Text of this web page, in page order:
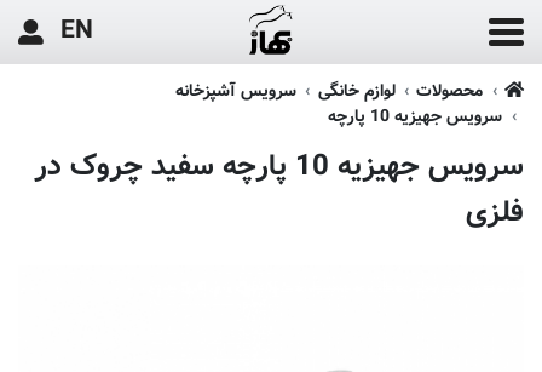
EN
محصولات لوازم خانگی
سرویس آشپزخانه
سرویس جهیزیه 10 پارچه
سرویس جهیزیه 10 پارچه سفید چروک در
فلزی